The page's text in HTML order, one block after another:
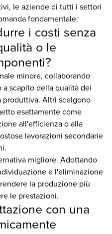
le aziende di tutti i settori
fondamentale:
i costi senza
o le
minore, collaborando
scapito della qualità dei
Altri scelgono
esattamente come
all'efficienza o alla
lavorazioni secondarie
migliore. Adottando
e l'eliminazione
la produzione più
le prestazioni.
con una